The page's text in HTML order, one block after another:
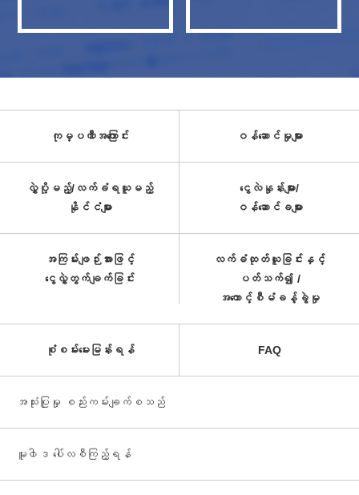
ကုမ္ပဏီအကြောင်း ဝန်ဆောင်မှုများ
လွှဲပို့မည့်/လက်ခံရယူမည့်
နိုင်ငံများ
ငွေလဲနှုန်းများ/
ဝန်ဆောင်ခများ
အကြမ်းဖျဉ်းအားဖြင့်
ငွေလွှဲတွက်ချက်ခြင်း
လက်ခံထုတ်ယူခြင်းနှင့်
ပတ်သက်၍ /
အကောင့်စီမံခန့်ခွဲမှု
စုံစမ်းမေးမြန်းရန် FAQ
အသုံးပြုမှု စည်းကမ်းချက်စသည်
မူ၀ါဒ ပေါ်လစီကြည့်ရန်